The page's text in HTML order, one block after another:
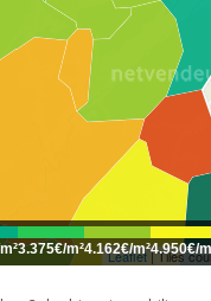
Leaflet| Tiles
3.375€/m²4.162€/m²4.950€/